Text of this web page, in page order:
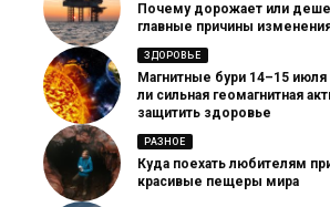
Почему дорожает или
главные причины
ЗДОРОВЬЕ
Магнитные бури 14–15 июля
ли сильная геомагнитная
защитить здоровье
РАЗНОЕ
Куда поехать любителям
красивые пещеры мира